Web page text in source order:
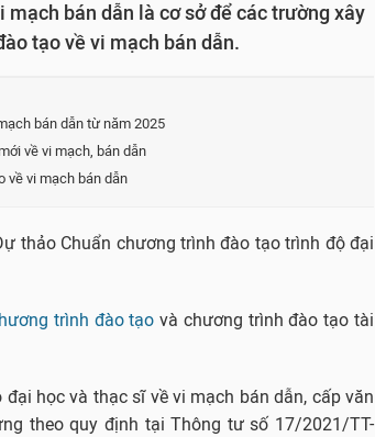
bán dẫn là cơ sở để các trường xây
tạo về vi mạch bán dẫn.
bán dẫn từ năm 2025
về vi mạch, bán dẫn
về vi mạch bán dẫn
thảo Chuẩn chương trình đào tạo trình độ đại
trình đào tạo và chương trình đào tạo tài
học và thạc sĩ về vi mạch bán dẫn, cấp văn
theo quy định tại Thông tư số 17/2021/TT-